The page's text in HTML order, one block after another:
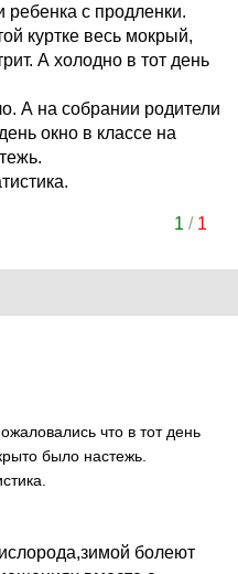
с продленки.
куртке весь мокрый,
А холодно в тот день
А на собрании родители
окно в классе на
1 / 1
что в тот день
было настежь.
болеют